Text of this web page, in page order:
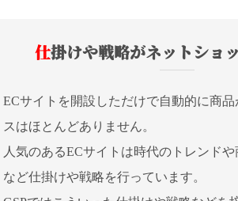
仕掛けや戦略がネットショ
ECサイトを開設しただけで自動的に商
スはほとんどありません。
人気のあるECサイトは時代のトレンド
など仕掛けや戦略を行っています。